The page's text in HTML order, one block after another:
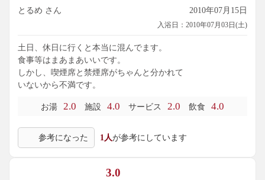
とるめ さん 2010年07月15日
入浴日：2010年07月03日(土)
土日、休日に行くと本当に混んでます。
食事等はまあまあいいです。
しかし、喫煙席と禁煙席がちゃんと分かれて
いないから不満です。
お湯 2.0 施設 4.0 サービス 2.0 飲食 4.0
参考になった 1人が参考にしています
3.0